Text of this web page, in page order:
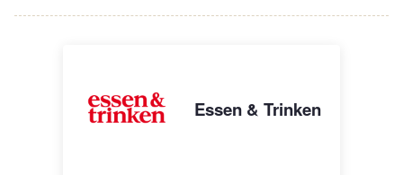
Essen & Trinken